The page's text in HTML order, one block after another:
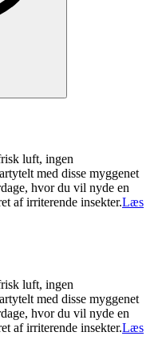
luft, ingen
med disse myggenet
hvor du vil nyde en
af irriterende insekter.Læs
luft, ingen
med disse myggenet
hvor du vil nyde en
af irriterende insekter.Læs